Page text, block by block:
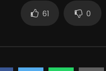
61 0